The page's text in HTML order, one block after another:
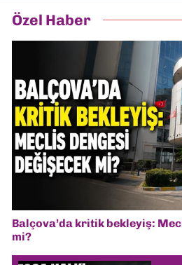
Özel Haber
Balçova’da kritik bekleyiş:
mi?